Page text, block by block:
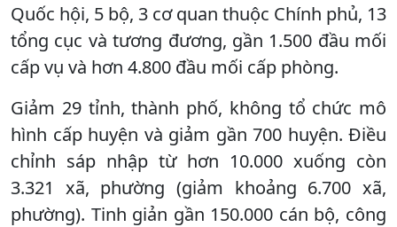
Quốc hội, 5 bộ, 3 cơ quan thuộc Chính phủ, 13
tổng cục và tương đương, gần 1.500 đầu mối
cấp vụ và hơn 4.800 đầu mối cấp phòng.
Giảm 29 tỉnh, thành phố, không tổ chức mô
hình cấp huyện và giảm gần 700 huyện. Điều
chỉnh sáp nhập từ hơn 10.000 xuống còn
3.321 xã, phường (giảm khoảng 6.700 xã,
phường). Tinh giản gần 150.000 cán bộ, công